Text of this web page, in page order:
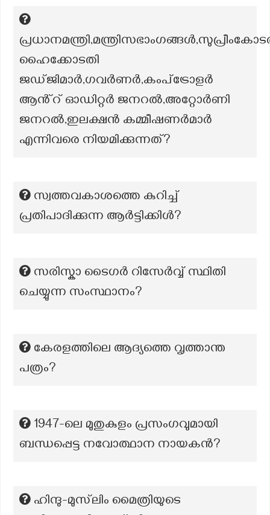
ഹൈക്കോടതി
ജഡ്‌ജിമാർ,ഗവർണർ,കംപ്ട്രോളർ
ആൻ്റ് ഓഡിറ്റർ ജനറൽ,അറ്റോർണി
ജനറൽ,ഇലക്ഷൻ കമ്മീഷണർമാർ
എന്നിവരെ നിയമിക്കുന്നത്?
സ്വത്തവകാശത്തെ കുറിച്ച്
പ്രതിപാദിക്കുന്ന ആർട്ടിക്കിൾ?
സരിസ്കാ ടൈഗർ റിസേർവ്വ് സ്ഥിതി
ചെയ്യുന്ന സംസ്ഥാനം?
കേരളത്തിലെ ആദ്യത്തെ വൃത്താന്ത
പത്രം?
1947-ലെ മുതുകുളം പ്രസംഗവുമായി
ബന്ധപ്പെട്ട നവോത്ഥാന നായകൻ?
ഹിന്ദു-മുസ്‌ലിം മൈത്രിയുടെ